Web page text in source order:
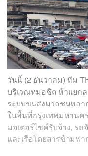
วันนี้ (2 ธันวาคม) ทีม
บริเวณหมอชิต ห้าแยก
ระบบขนส่งมวลชนหล
ในพื้นที่กรุงเทพมหานค
มอเตอร์ไซค์รับจ้าง, ร
และเรือโดยสารข้ามฟา